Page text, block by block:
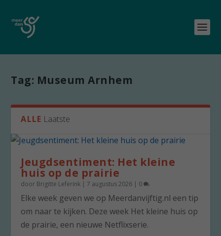
Tag: Museum Arnhem
ALLE Laatste
Jeugdsentiment: Het kleine
huis op de prairie
door Brigitte Leferink |7 augustus 2026 | 0
Elke week geven we op Meerdanvijftig.nl een tip
om naar te kijken. Deze week Het kleine huis op
de prairie, een nieuwe Netflixserie.